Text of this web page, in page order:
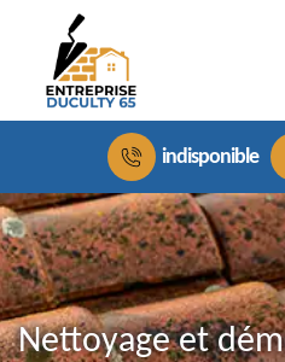
indisponible
Nettoyage et